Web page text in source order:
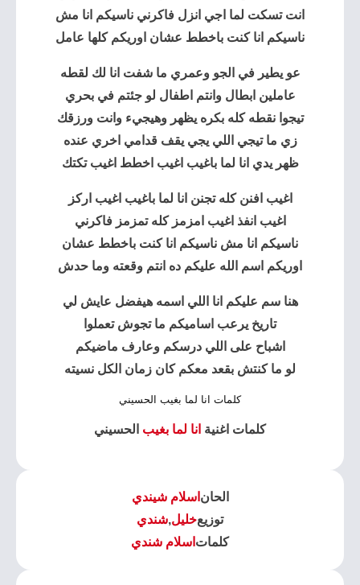
انت تسكت لما اجي انزل فاكرني ناسيكم انا مش
ناسيكم انا كنت باخطط عشان اوريكم كلها عامل
عو يطير في الجو وعمري ما شفت انا لك لقطه
عاملين ابطال وانتم اطفال لو جئتم في بحري
تيجوا نقطه كله بكره يظهر وهيجيء وانت ورزقك
زي ما تيجي اللي يجي يقف قدامي اخري عنده
ظهر يدي انا لما باغيب اغيب اخطط اغيب تكتك
اغيب افنن كله تجنن انا لما باغيب اغيب اركز
اغيب انفذ اغيب امزمز كله تمزمز فاكرني
ناسيكم انا مش ناسيكم انا كنت باخطط عشان
اوريكم اسم الله عليكم ده انتم وقعته وما حدش
هنا سم عليكم انا اللي اسمه هيفضل عايش لي
تاريخ يرعب اساميكم ما تجوش تعملوا
اشباح على اللي درسكم وعارف ماضيكم
لو ما كنتش بقعد معكم كان زمان الكل نسيته
كلمات انا لما بغيب الحسيني
كلمات اغنية انا لما بغيب الحسيني
الحان اسلام شيندي
توزيعخليل,شندي
كلمات اسلام شندي